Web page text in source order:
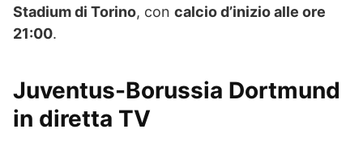
Stadium di Torino, con calcio d’inizio alle ore
21:00.
Juventus-Borussia Dortmund
in diretta TV